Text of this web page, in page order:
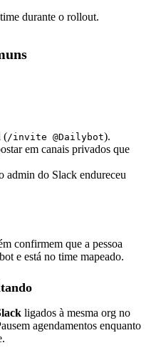
durante o rollout.
(/invite @Dailybot).
em canais privados que
admin do Slack endureceu
confirmem que a pessoa
e está no time mapeado.
ligados à mesma org no
agendamentos enquanto